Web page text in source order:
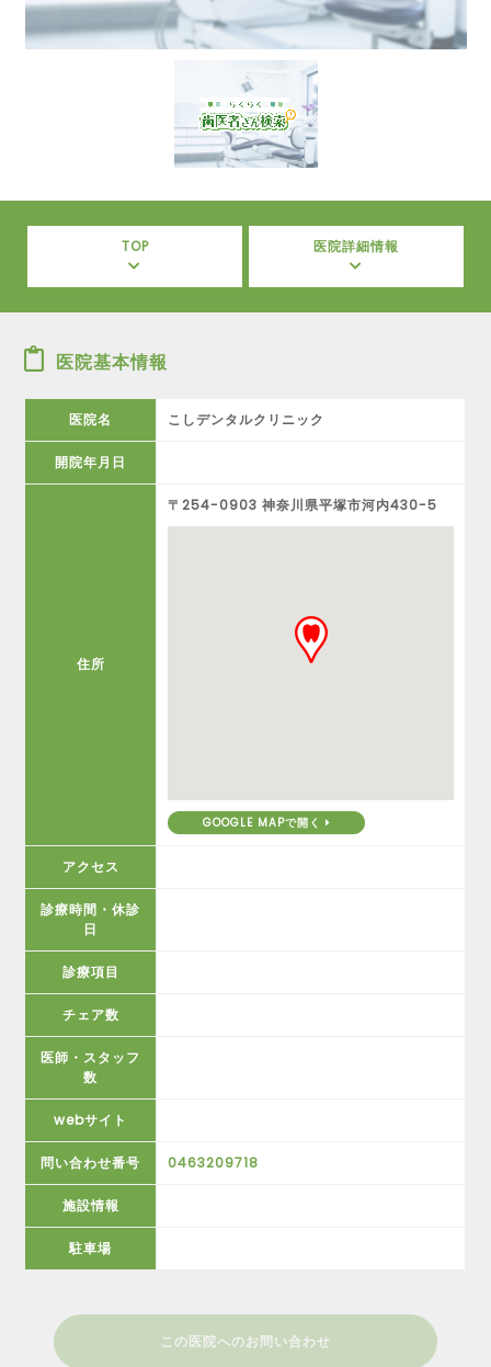
TOP 医院詳細情報
医院基本情報
医院名 こしデンタルクリニック
開院年月日
住所
〒254-0903 神奈川県平塚市河内430-5
GOOGLE MAPで開く
アクセス
診療時間・休診
日
診療項目
チェア数
医師・スタッフ
数
webサイト
問い合わせ番号 0463209718
施設情報
駐車場
この医院へのお問い合わせ